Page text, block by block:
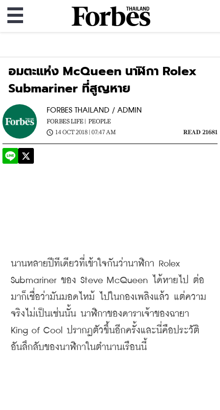
อมตะแห่ง McQueen นาฬิกา Rolex
Submariner ที่สูญหาย
FORBES THAILAND / ADMIN
FORBES LIFE |
PEOPLE
14 OCT 2018 | 07:47 AM
READ 21681
นานหลายปีทีเดียวที่เข้าใจกันว่านาฬิกา Rolex
Submariner ของ Steve McQueen ได้หายไป ต่อ
มาก็เชื่อว่ามันมอดไหม้ ไปในกองเพลิงแล้ว แต่ความ
จริงไม่เป็นเช่นนั้น นาฬิกาของดาราเจ้าของฉายา
King of Cool ปรากฏตัวขึ้นอีกครั้งและนี่คือประวัติ
อันลึกลับของนาฬิกาในตำนานเรือนนี้